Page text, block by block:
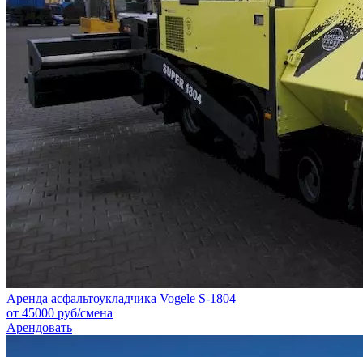
Аренда асфальтоукладчика Vogele S-1804
от 45000 руб/смена
Арендовать